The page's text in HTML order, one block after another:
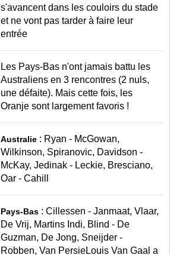
s'avancent dans les couloirs du stade
et ne vont pas tarder à faire leur
entrée
Les Pays-Bas n'ont jamais battu les
Australiens en 3 rencontres (2 nuls,
une défaite). Mais cette fois, les
Oranje sont largement favoris !
Australie : Ryan - McGowan,
Wilkinson, Spiranovic, Davidson -
McKay, Jedinak - Leckie, Bresciano,
Oar - Cahill
Pays-Bas: Cillessen - Janmaat, Vlaar,
De Vrij, Martins Indi, Blind - De
Guzman, De Jong, Sneijder -
Robben, Van PersieLouis Van Gaal a